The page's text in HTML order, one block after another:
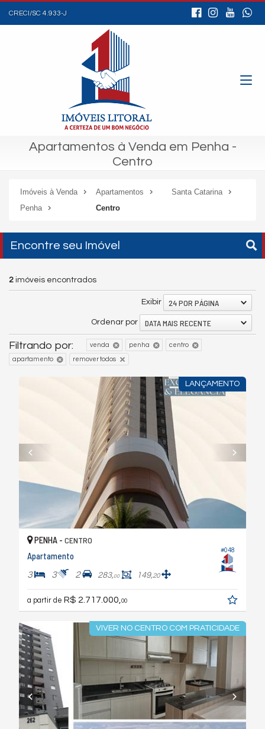
CRECI/SC 4.933-J
Apartamentos à Venda em Penha -
Centro
Imóveis à Venda Apartamentos
Santa Catarina
Penha
Centro
Encontre seu Imóvel
2 imóveis encontrados
Exibir 24 POR PÁGINA
Ordenar por DATA MAIS RECENTE
Filtrando por: venda penha centro
apartamento remover todos
LANÇAMENTO
#048
PENHA - CENTRO
Apartamento
3 3 2 283,00 149,20
a partir de R$ 2.717.000, 00
VIVER NO CENTRO COM PRATICIDADE